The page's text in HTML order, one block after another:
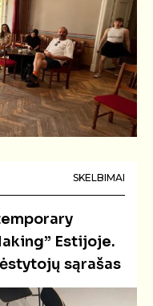
SKELBIMAI
Estijoje.
sąrašas